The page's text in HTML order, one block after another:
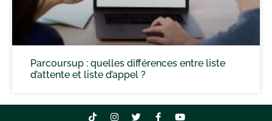
Parcoursup : quelles différences entre liste
d’attente et liste d’appel ?